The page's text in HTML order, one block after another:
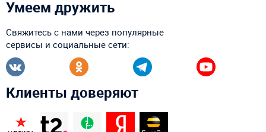
Умеем дружить
Свяжитесь с нами через популярные
сервисы и социальные сети:
Клиенты доверяют